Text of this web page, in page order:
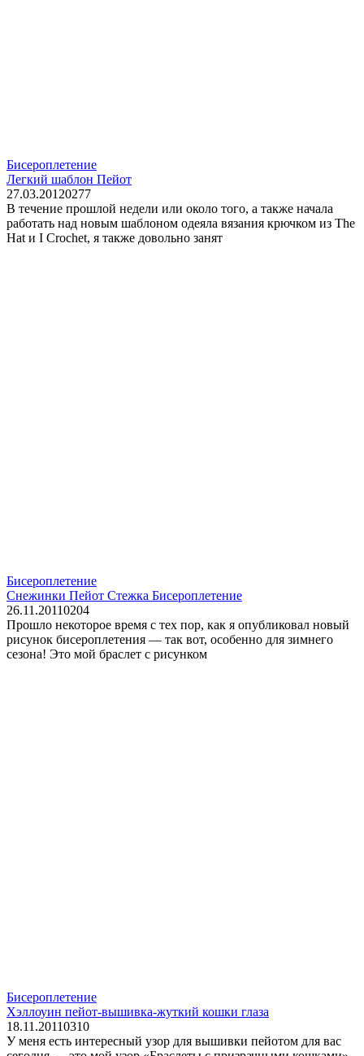
Бисероплетение
Легкий шаблон Пейот
27.03.20120277
В течение прошлой недели или около того, а также начала
работать над новым шаблоном одеяла вязания крючком из The
Hat и I Crochet, я также довольно занят
Бисероплетение
Снежинки Пейот Стежка Бисероплетение
26.11.20110204
Прошло некоторое время с тех пор, как я опубликовал новый
рисунок бисероплетения — так вот, особенно для зимнего
сезона! Это мой браслет с рисунком
Бисероплетение
Хэллоуин пейот-вышивка-жуткий кошки глаза
18.11.20110310
У меня есть интересный узор для вышивки пейотом для вас